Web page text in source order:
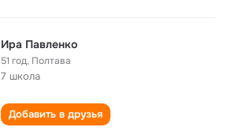
Ира Павленко
51 год, Полтава
7 школа
Добавить в друзья